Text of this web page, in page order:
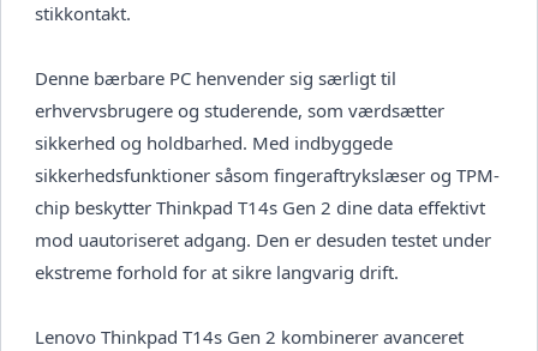
stikkontakt.
Denne bærbare PC henvender sig særligt til
erhvervsbrugere og studerende, som værdsætter
sikkerhed og holdbarhed. Med indbyggede
sikkerhedsfunktioner såsom fingeraftrykslæser og TPM-
chip beskytter Thinkpad T14s Gen 2 dine data effektivt
mod uautoriseret adgang. Den er desuden testet under
ekstreme forhold for at sikre langvarig drift.
Lenovo Thinkpad T14s Gen 2 kombinerer avanceret